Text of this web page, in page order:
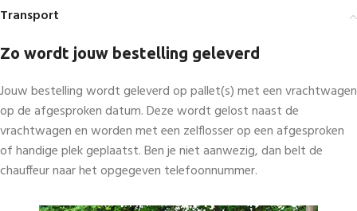
Transport
Zo wordt jouw bestelling geleverd
Jouw bestelling wordt geleverd op pallet(s) met een vrachtwagen
op de afgesproken datum. Deze wordt gelost naast de
vrachtwagen en worden met een zelflosser op een afgesproken
of handige plek geplaatst. Ben je niet aanwezig, dan belt de
chauffeur naar het opgegeven telefoonnummer.